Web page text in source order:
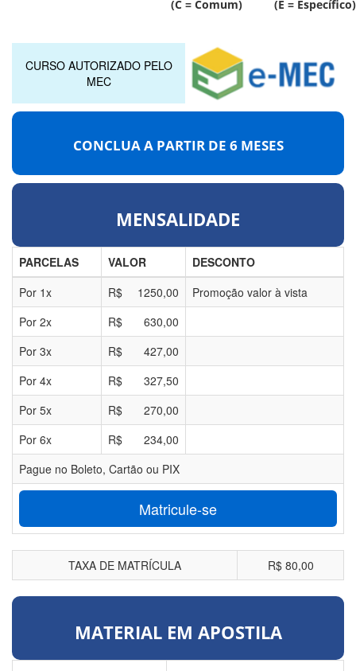
(C = Comum) (E = Específico)
CURSO AUTORIZADO PELO
MEC
CONCLUA A PARTIR DE 6 MESES
MENSALIDADE
PARCELAS VALOR
DESCONTO
Por 1x R$ 1250,00
Promoção valor à vista
Por 2x R$
630,00
Por 3x R$
427,00
Por 4x R$
327,50
Por 5x R$
270,00
Por 6x R$
234,00
Pague no Boleto, Cartão ou PIX
Matricule-se
TAXA DE MATRÍCULA R$ 80,00
MATERIAL EM APOSTILA